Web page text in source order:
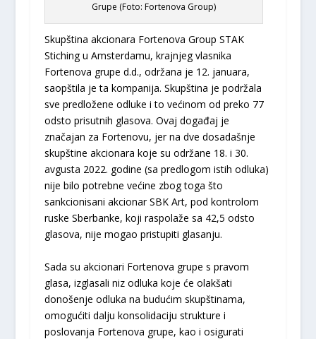
Grupe (Foto: Fortenova Group)
Skupština akcionara Fortenova Group STAK
Stiching u Amsterdamu, krajnjeg vlasnika
Fortenova grupe d.d., održana je 12. januara,
saopštila je ta kompanija. Skupština je podržala
sve predložene odluke i to većinom od preko 77
odsto prisutnih glasova. Ovaj događaj je
značajan za Fortenovu, jer na dve dosadašnje
skupštine akcionara koje su održane 18. i 30.
avgusta 2022. godine (sa predlogom istih odluka)
nije bilo potrebne većine zbog toga što
sankcionisani akcionar SBK Art, pod kontrolom
ruske Sberbanke, koji raspolaže sa 42,5 odsto
glasova, nije mogao pristupiti glasanju.
Sada su akcionari Fortenova grupe s pravom
glasa, izglasali niz odluka koje će olakšati
donošenje odluka na budućim skupštinama,
omogućiti dalju konsolidaciju strukture i
poslovanja Fortenova grupe, kao i osigurati